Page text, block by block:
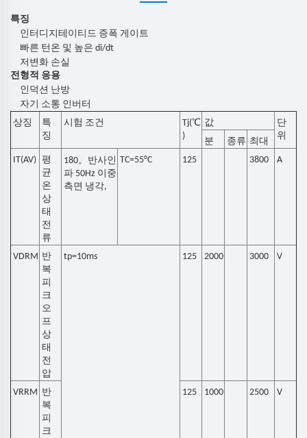
특징
인터디지테이티드 증폭 게이트
빠른 턴온 및 높은 di/dt
저변화 손실
전형적 응용
인덕션 난방
자기 소통 인버터
상징
특
징
시험 조건
Tj(℃
)
값
단
위
분 종류 최대
IT(AV) 평
균
온
상
태
전
류
180。 반사인
파 50Hz 이중
측면 냉각,
TC=55°C 125 3800 A
VDRM 반
복
피
크
오
프
상
태
전
압
tp=10ms 125 2000 3000 V
VRRM 반
복
피
크
125 1000 2500 V